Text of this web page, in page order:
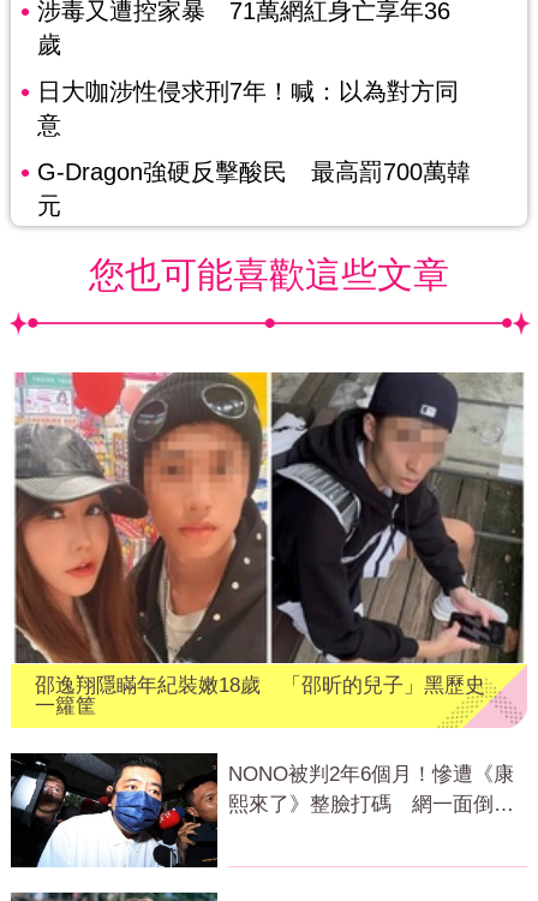
涉毒又遭控家暴 71萬網紅身亡享年36
歲
日大咖涉性侵求刑7年！喊：以為對方同
意
G-Dragon強硬反擊酸民 最高罰700萬韓
元
您也可能喜歡這些文章
邵逸翔隱瞞年紀裝嫩18歲 「邵昕的兒子」黑歷史
一籮筐
NONO被判2年6個月！慘遭《康
熙來了》整臉打碼 網一面倒大